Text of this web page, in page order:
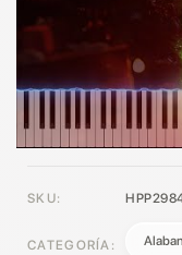
SKU:
CATEGORÍA: